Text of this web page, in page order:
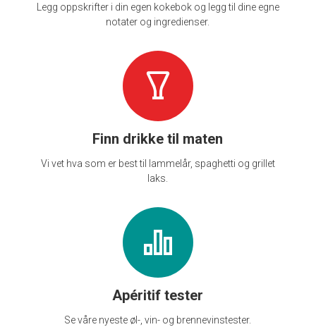
Legg oppskrifter i din egen kokebok og legg til dine egne
notater og ingredienser.
Finn drikke til maten
Vi vet hva som er best til lammelår, spaghetti og grillet
laks.
Apéritif tester
Se våre nyeste øl-, vin- og brennevinstester.